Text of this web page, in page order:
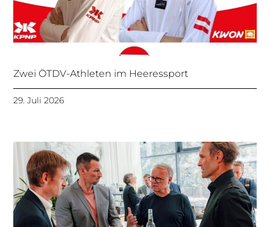
Zwei ÖTDV-Athleten im Heeressport
29. Juli 2026